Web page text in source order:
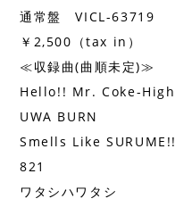
通常盤 VICL-63719
￥2,500（tax in）
≪収録曲(曲順未定)≫
Hello!! Mr. Coke-High
UWA BURN
Smells Like SURUME!!
821
ワタシハワタシ